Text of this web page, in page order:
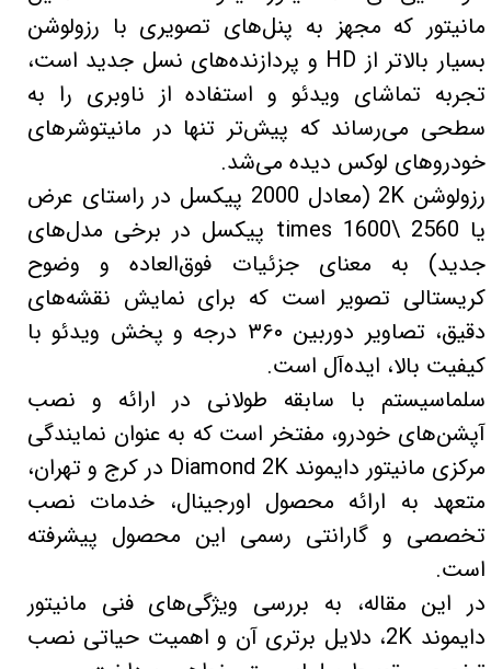
سیتروئن CITROEN
بی ام و BMW
مرسدس بنز MERCEDES BENZ
باند و بلندگو
آمپلی فایر
طاقچه MDF و 3D عقب خودرو
مانیتور که مجهز به پنل‌های تصویری با رزولوشن
بسیار بالاتر از HD و پردازنده‌های نسل جدید است،
تجربه تماشای ویدئو و استفاده از ناوبری را به
سطحی می‌رساند که پیش‌تر تنها در مانیتوشرهای
خودروهای لوکس دیده می‌شد.
رزولوشن 2K (معادل 2000 پیکسل در راستای عرض
یا 2560 \times 1600 پیکسل در برخی مدل‌های
جدید) به معنای جزئیات فوق‌العاده و وضوح
کریستالی تصویر است که برای نمایش نقشه‌های
دقیق، تصاویر دوربین ۳۶۰ درجه و پخش ویدئو با
کیفیت بالا، ایده‌آل است.
سلماسیستم با سابقه طولانی در ارائه و نصب
آپشن‌های خودرو، مفتخر است که به عنوان نمایندگی
مرکزی مانیتور دایموند Diamond 2K در کرج و تهران،
متعهد به ارائه محصول اورجینال، خدمات نصب
تخصصی و گارانتی رسمی این محصول پیشرفته
است.
در این مقاله، به بررسی ویژگی‌های فنی مانیتور
دایموند 2K، دلایل برتری آن و اهمیت حیاتی نصب